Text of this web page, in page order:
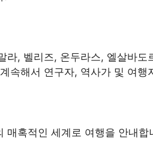
라, 벨리즈, 온두라스, 엘살바
속해서 연구자, 역사가 및 여
매혹적인 세계로 여행을 안내합